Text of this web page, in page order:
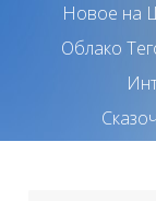
Новое
Облако